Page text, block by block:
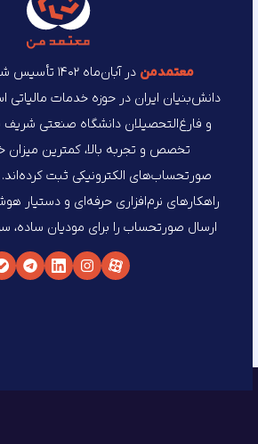
معتمد‌من
در آبان‌ماه
دانش‌بنیان ایران در حوزه خدمات مالیاتی
و فارغ‌التحصیلان دانشگاه صنعتی
تخصص و تجربه بالا، کمترین میزان
صورتحساب‌های الکترونیکی ثبت
راهکارهای نرم‌افزاری حرفه‌ای و دستیار
ارسال صورتحساب را برای مودیان ساده،